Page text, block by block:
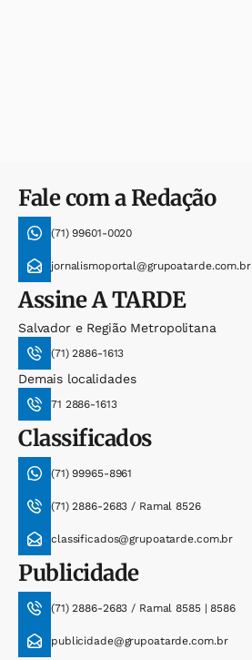
Fale com a Redação
(71) 99601-0020
jornalismoportal@grupoatarde.com.br
AssineA TARDE
Salvador e Região Metropolitana
(71) 2886-1613
Demais localidades
71 2886-1613
Classificados
(71) 99965-8961
(71) 2886-2683 / Ramal 8526
classificados@grupoatarde.com.br
Publicidade
(71) 2886-2683 / Ramal 8585 | 8586
publicidade@grupoatarde.com.br